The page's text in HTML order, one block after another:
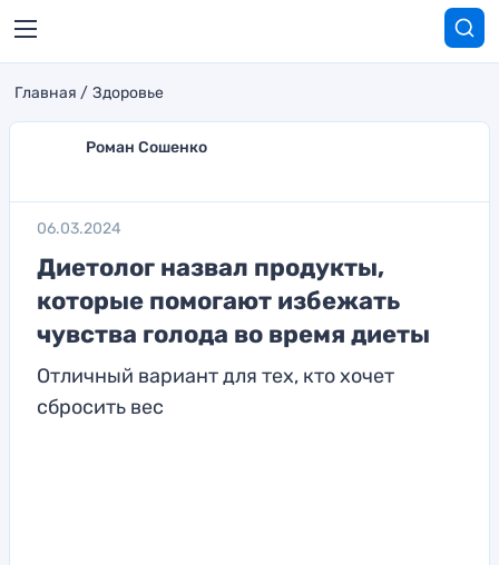
Главная Здоровье
Роман Сошенко
06.03.2024
Диетолог назвал продукты,
которые помогают избежать
чувства голода во время диеты
Отличный вариант для тех, кто хочет
сбросить вес